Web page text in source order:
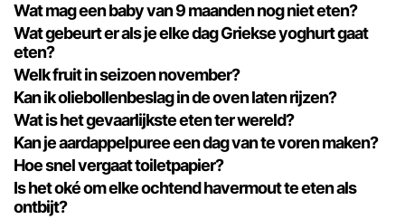
Wat mag een baby van 9 maanden nog niet eten?
Wat gebeurt er als je elke dag Griekse yoghurt gaat
eten?
Welk fruit in seizoen november?
Kan ik oliebollenbeslag in de oven laten rijzen?
Wat is het gevaarlijkste eten ter wereld?
Kan je aardappelpuree een dag van te voren maken?
Hoe snel vergaat toiletpapier?
Is het oké om elke ochtend havermout te eten als
ontbijt?